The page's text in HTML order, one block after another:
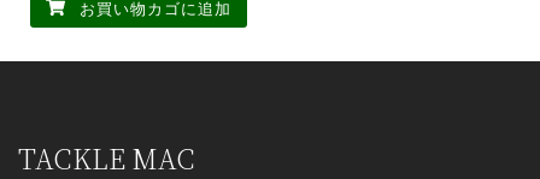
お買い物カゴに追加
TACKLE MAC